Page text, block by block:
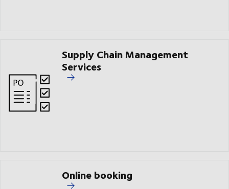
Supply Chain Management
Services
Online booking